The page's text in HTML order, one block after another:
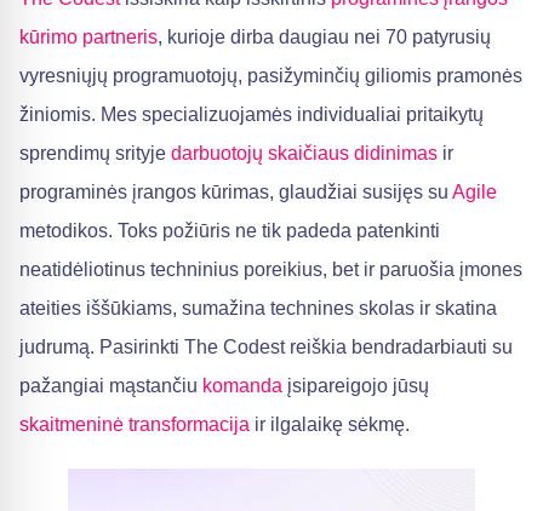
kūrimo partneris, kurioje dirba daugiau nei 70 patyrusių
vyresniųjų programuotojų, pasižyminčių giliomis pramonės
žiniomis. Mes specializuojamės individualiai pritaikytų
sprendimų srityje darbuotojų skaičiaus didinimas ir
programinės įrangos kūrimas, glaudžiai susijęs su Agile
metodikos. Toks požiūris ne tik padeda patenkinti
neatidėliotinus techninius poreikius, bet ir paruošia įmones
ateities iššūkiams, sumažina technines skolas ir skatina
judrumą. Pasirinkti The Codest reiškia bendradarbiauti su
pažangiai mąstančiu komanda įsipareigojo jūsų
skaitmeninė transformacija ir ilgalaikę sėkmę.